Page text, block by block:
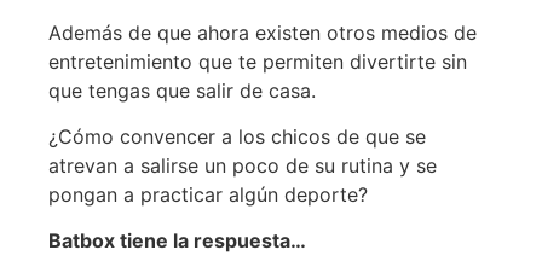
Además de que ahora existen otros medios de
entretenimiento que te permiten divertirte sin
que tengas que salir de casa.
¿Cómo convencer a los chicos de que se
atrevan a salirse un poco de su rutina y se
pongan a practicar algún deporte?
Batbox tiene la respuesta…